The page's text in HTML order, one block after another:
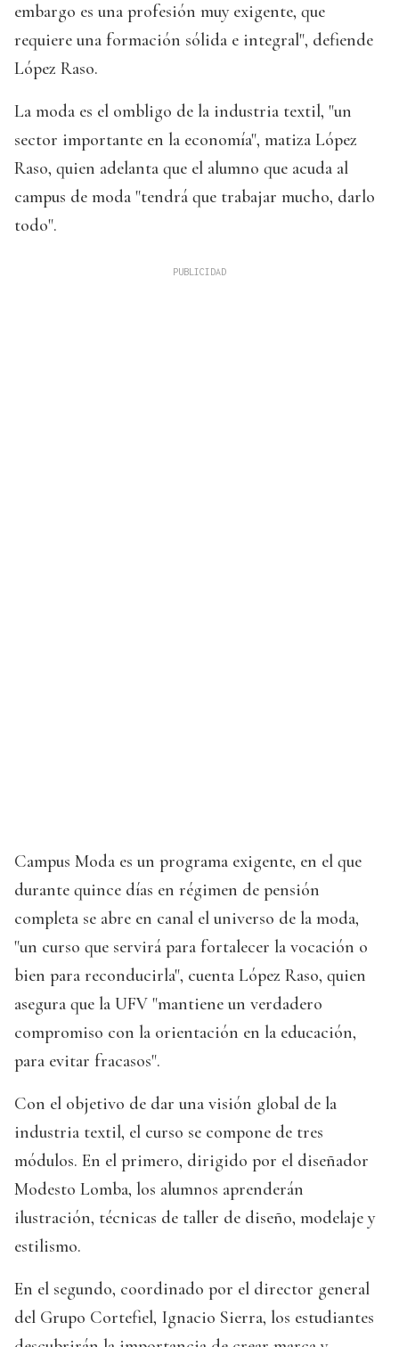
embargo es una profesión muy exigente, que
requiere una formación sólida e integral", defiende
López Raso.
La moda es el ombligo de la industria textil, "un
sector importante en la economía", matiza López
Raso, quien adelanta que el alumno que acuda al
campus de moda "tendrá que trabajar mucho, darlo
todo".
Campus Moda es un programa exigente, en el que
durante quince días en régimen de pensión
completa se abre en canal el universo de la moda,
"un curso que servirá para fortalecer la vocación o
bien para reconducirla", cuenta López Raso, quien
asegura que la UFV "mantiene un verdadero
compromiso con la orientación en la educación,
para evitar fracasos".
Con el objetivo de dar una visión global de la
industria textil, el curso se compone de tres
módulos. En el primero, dirigido por el diseñador
Modesto Lomba, los alumnos aprenderán
ilustración, técnicas de taller de diseño, modelaje y
estilismo.
En el segundo, coordinado por el director general
del Grupo Cortefiel, Ignacio Sierra, los estudiantes